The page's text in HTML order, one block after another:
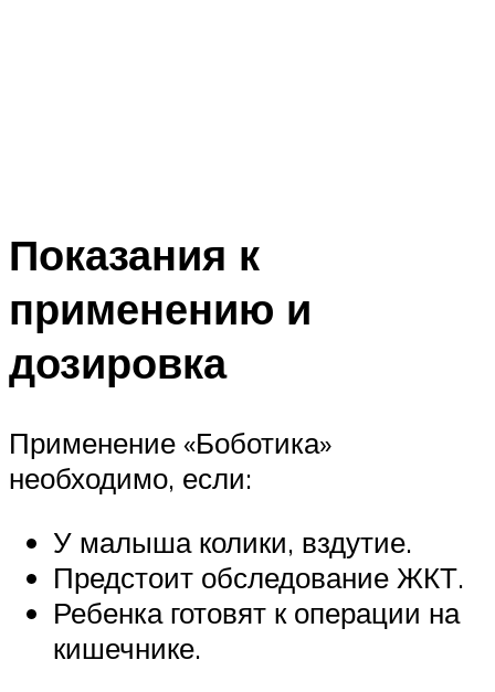
Показания к
применению и
дозировка
Применение «Боботика»
необходимо, если:
У малыша колики, вздутие.
Предстоит обследование ЖКТ.
Ребенка готовят к операции на
кишечнике.